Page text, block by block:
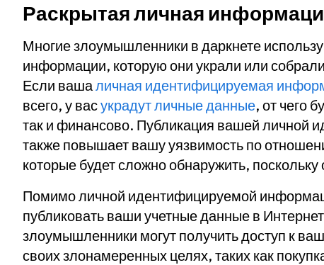
Раскрытая личная
Многие злоумышленники в даркнете
информации, которую они украли или
Если вашаличная идентифицируемая
всего, у васукрадут личные данные, от чего
так и финансово. Публикация вашей личной
также повышает вашу уязвимость по
которые будет сложно обнаружить,
Помимо личной идентифицируемой
публиковать ваши учетные данные в
злоумышленники могут получить доступ к
своих злонамеренных целях, таких как